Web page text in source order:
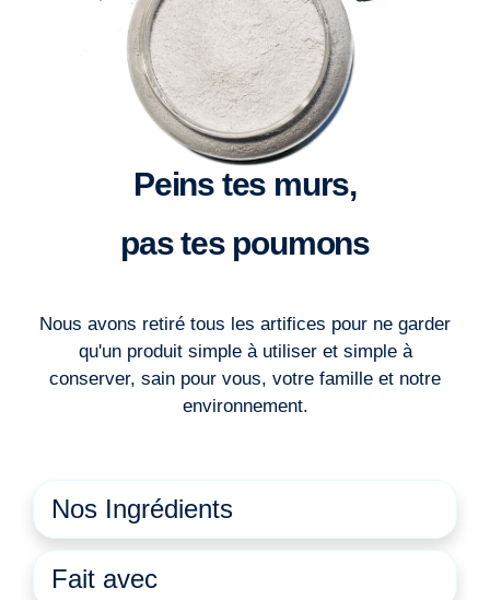
Peins tes murs,
pas tes poumons
Nous avons retiré tous les artifices pour ne garder
qu'un produit simple à utiliser et simple à
conserver, sain pour vous, votre famille et notre
environnement.
Nos Ingrédients
Fait avec